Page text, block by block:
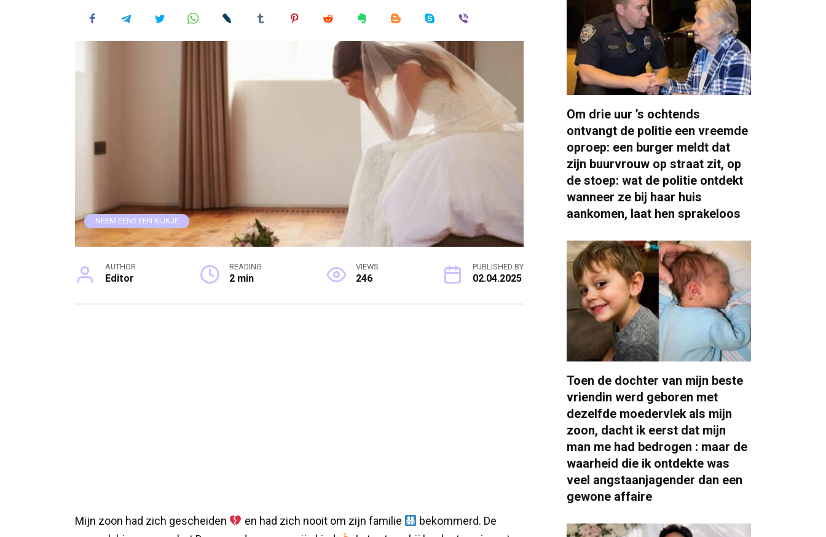
NEEM EENS EEN KIJKJE
AUTHOR
Editor
READING
2 min
VIEWS
246
PUBLISHED BY
02.04.2025
Mijn zoon had zich gescheiden en had zich nooit om zijn familie
bekommerd. De
Om drie uur ’s ochtends
ontvangt de politie een vreemde
oproep: een burger meldt dat
zijn buurvrouw op straat zit, op
de stoep: wat de politie ontdekt
wanneer ze bij haar huis
aankomen, laat hen sprakeloos
Toen de dochter van mijn beste
vriendin werd geboren met
dezelfde moedervlek als mijn
zoon, dacht ik eerst dat mijn
man me had bedrogen : maar de
waarheid die ik ontdekte was
veel angstaanjagender dan een
gewone affaire